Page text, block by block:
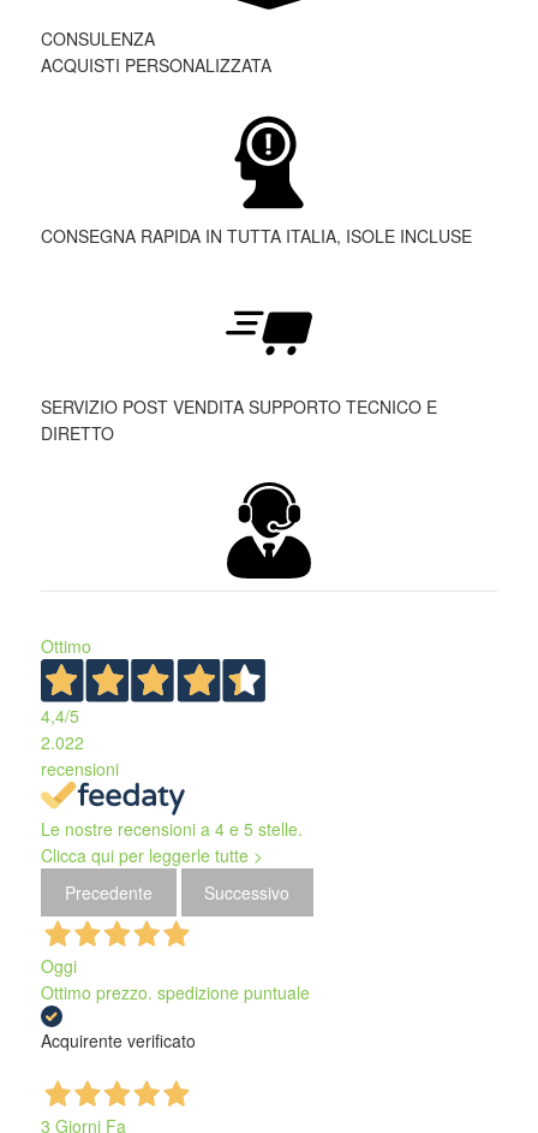
CONSULENZA
ACQUISTI PERSONALIZZATA
CONSEGNA RAPIDA IN TUTTA ITALIA, ISOLE INCLUSE
SERVIZIO POST VENDITA SUPPORTO TECNICO E
DIRETTO
Ottimo
4,4/5
2.022
recensioni
Le nostre recensioni a 4 e 5 stelle.
Clicca qui per leggerle tutte >
Precedente
Successivo
Oggi
Ottimo prezzo. spedizione puntuale
Acquirente verificato
3 Giorni Fa